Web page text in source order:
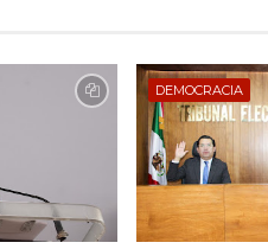
DEMOCRACIA